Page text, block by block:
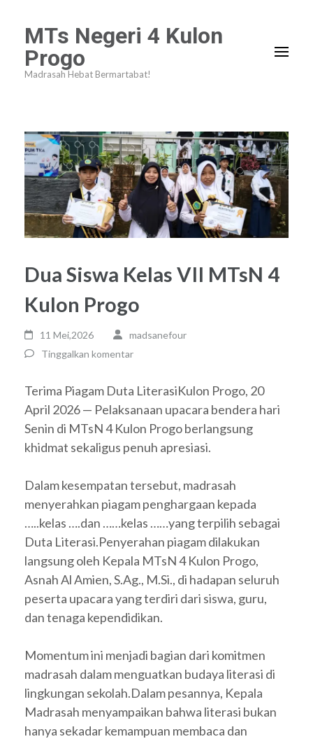
konten
(Tekan
MTs Negeri 4 Kulon
Progo
Madrasah Hebat Bermartabat!
Dua Siswa Kelas VII MTsN 4
Kulon Progo
11 Mei,2026
madsanefour
Tinggalkan komentar
Terima Piagam Duta LiterasiKulon Progo, 20
April 2026 — Pelaksanaan upacara bendera hari
Senin di MTsN 4 Kulon Progo berlangsung
khidmat sekaligus penuh apresiasi.
Dalam kesempatan tersebut, madrasah
menyerahkan piagam penghargaan kepada
…..kelas ….dan ……kelas ……yang terpilih sebagai
Duta Literasi.Penyerahan piagam dilakukan
langsung oleh Kepala MTsN 4 Kulon Progo,
Asnah Al Amien, S.Ag., M.Si., di hadapan seluruh
peserta upacara yang terdiri dari siswa, guru,
dan tenaga kependidikan.
Momentum ini menjadi bagian dari komitmen
madrasah dalam menguatkan budaya literasi di
lingkungan sekolah.Dalam pesannya, Kepala
Madrasah menyampaikan bahwa literasi bukan
hanya sekadar kemampuan membaca dan